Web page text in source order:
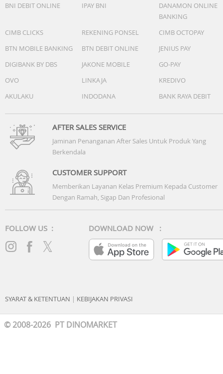
BNI DEBIT ONLINE
IPAY BNI
DANAMON ONLINE
BANKING
CIMB CLICKS
REKENING PONSEL
CIMB OCTOPAY
BTN MOBILE BANKING
BTN DEBIT ONLINE
JENIUS PAY
DIGIBANK BY DBS
JAKONE MOBILE
GO-PAY
OVO
LINKAJA
KREDIVO
AKULAKU
INDODANA BANK RAYA DEBIT
AFTER SALES SERVICE
Jaminan Penanganan After Sales Untuk Produk Yang
Berkendala
CUSTOMER SUPPORT
Memberikan Layanan Kelas Premium Kepada Customer
Dengan Ramah, Sigap Dan Profesional
FOLLOW US : DOWNLOAD NOW :
SYARAT & KETENTUAN | KEBIJAKAN PRIVASI
© 2008-2026 PT DINOMARKET